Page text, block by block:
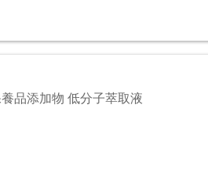
品添加物 低分子萃取液